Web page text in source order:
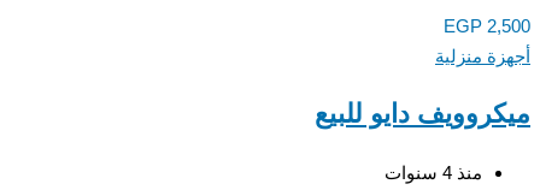
EGP 2,500
أجهزة منزلية
ميكروويف دايو للبيع
منذ 4 سنوات